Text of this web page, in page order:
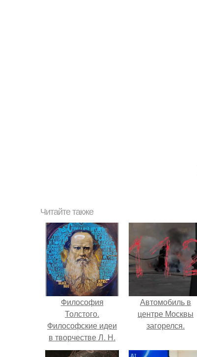
Читайте также
Философия
Толстого.
Философские идеи
в творчестве Л. Н.
Толстого.
Автомобиль в
центре Москвы
загорелся.